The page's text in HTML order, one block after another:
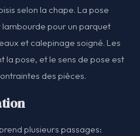
selon la chape. La pose
pour un parquet
et calepinage soigné. Les
la pose, et le sens de pose est
des pièces.
plusieurs passages: